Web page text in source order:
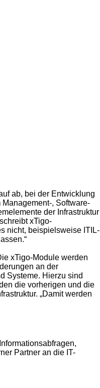
ab, bei der Entwicklung
, Software-
der Infrastruktur
xTigo-
nicht, beispielsweise ITIL-
xTigo-Module werden
an der
Systeme. Hierzu sind
die vorherigen und die
„Damit werden
Partner an die IT-